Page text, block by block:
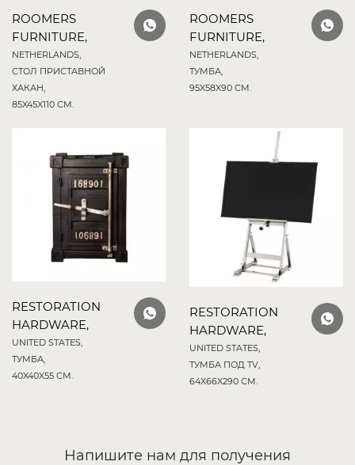
ROOMERS
FURNITURE,
NETHERLANDS,
СТОЛ ПРИСТАВНОЙ
ХАКАН,
85X45X110 СМ.
ROOMERS
FURNITURE,
NETHERLANDS,
ТУМБА,
95X58X90 СМ.
RESTORATION
HARDWARE,
UNITED STATES,
ТУМБА,
40X40X55 СМ.
RESTORATION
HARDWARE,
UNITED STATES,
ТУМБА ПОД TV,
64X66X290 СМ.
Напишите нам для получения